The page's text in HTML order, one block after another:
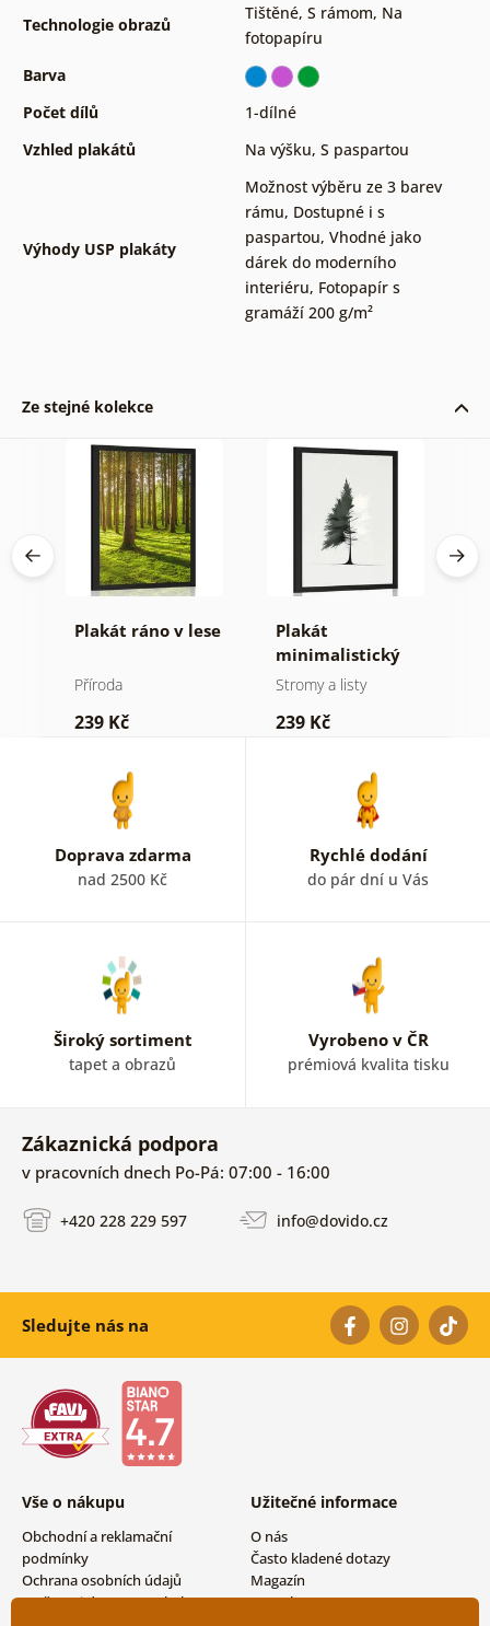
Technologie obrazů
Tištěné, S rámom, Na
fotopapíru
Barva
Počet dílů
1-dílné
Vzhled plakátů
Na výšku, S paspartou
Výhody USP plakáty
Možnost výběru ze 3 barev
rámu, Dostupné i s
paspartou, Vhodné jako
dárek do moderního
interiéru, Fotopapír s
gramáží 200 g/m²
Ze stejné kolekce
Plakát ráno v lese
Příroda
239 Kč
Plakát
minimalistický
jehličnatý strom
Stromy a listy
239 Kč
Doprava zdarma
nad 2500 Kč
Rychlé dodání
do pár dní u Vás
Široký sortiment
tapet a obrazů
Vyrobeno v ČR
prémiová kvalita tisku
Zákaznická podpora
v pracovních dnech Po-Pá: 07:00 - 16:00
+420 228 229 597 info@dovido.cz
Sledujte nás na
Vše o nákupu
Obchodní a reklamační
podmínky
Ochrana osobních údajů
Možnosti dopravy a platby
Užitečné informace
O nás
Často kladené dotazy
Magazín
Kontakty